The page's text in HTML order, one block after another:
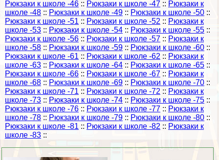
Рюкзаки к школе -46 :: Рюкзаки к школе -47 :: Рюкзаки к
школе -48 :: Рюкзаки к школе -49 :: Рюкзаки к школе -50 ::
Рюкзаки к школе -51 :: Рюкзаки к школе -52 :: Рюкзаки к
школе -53 :: Рюкзаки к школе -54 :: Рюкзаки к школе -55 ::
Рюкзаки к школе -56 :: Рюкзаки к школе -57 :: Рюкзаки к
школе -58 :: Рюкзаки к школе -59 :: Рюкзаки к школе -60 ::
Рюкзаки к школе -61 :: Рюкзаки к школе -62 :: Рюкзаки к
школе -63 :: Рюкзаки к школе -64 :: Рюкзаки к школе -65 ::
Рюкзаки к школе -66 :: Рюкзаки к школе -67 :: Рюкзаки к
школе -68 :: Рюкзаки к школе -69 :: Рюкзаки к школе -70 ::
Рюкзаки к школе -71 :: Рюкзаки к школе -72 :: Рюкзаки к
школе -73 :: Рюкзаки к школе -74 :: Рюкзаки к школе -75 ::
Рюкзаки к школе -76 :: Рюкзаки к школе -77 :: Рюкзаки к
школе -78 :: Рюкзаки к школе -79 :: Рюкзаки к школе -80 ::
Рюкзаки к школе -81 :: Рюкзаки к школе -82 :: Рюкзаки к
школе -83 ::